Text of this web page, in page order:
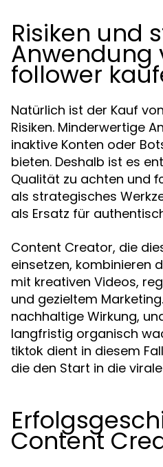
Risiken und
Anwendung
follower
Natürlich ist der Kauf
Risiken. Minderwertige
inaktive Konten oder
bieten. Deshalb ist es
Qualität zu achten und
als strategisches
als Ersatz für
Content Creator, die
einsetzen, kombinieren
mit kreativen Videos,
und gezieltem
nachhaltige Wirkung,
langfristig organisch
tiktok dient in diesem
die den Start in die
Content